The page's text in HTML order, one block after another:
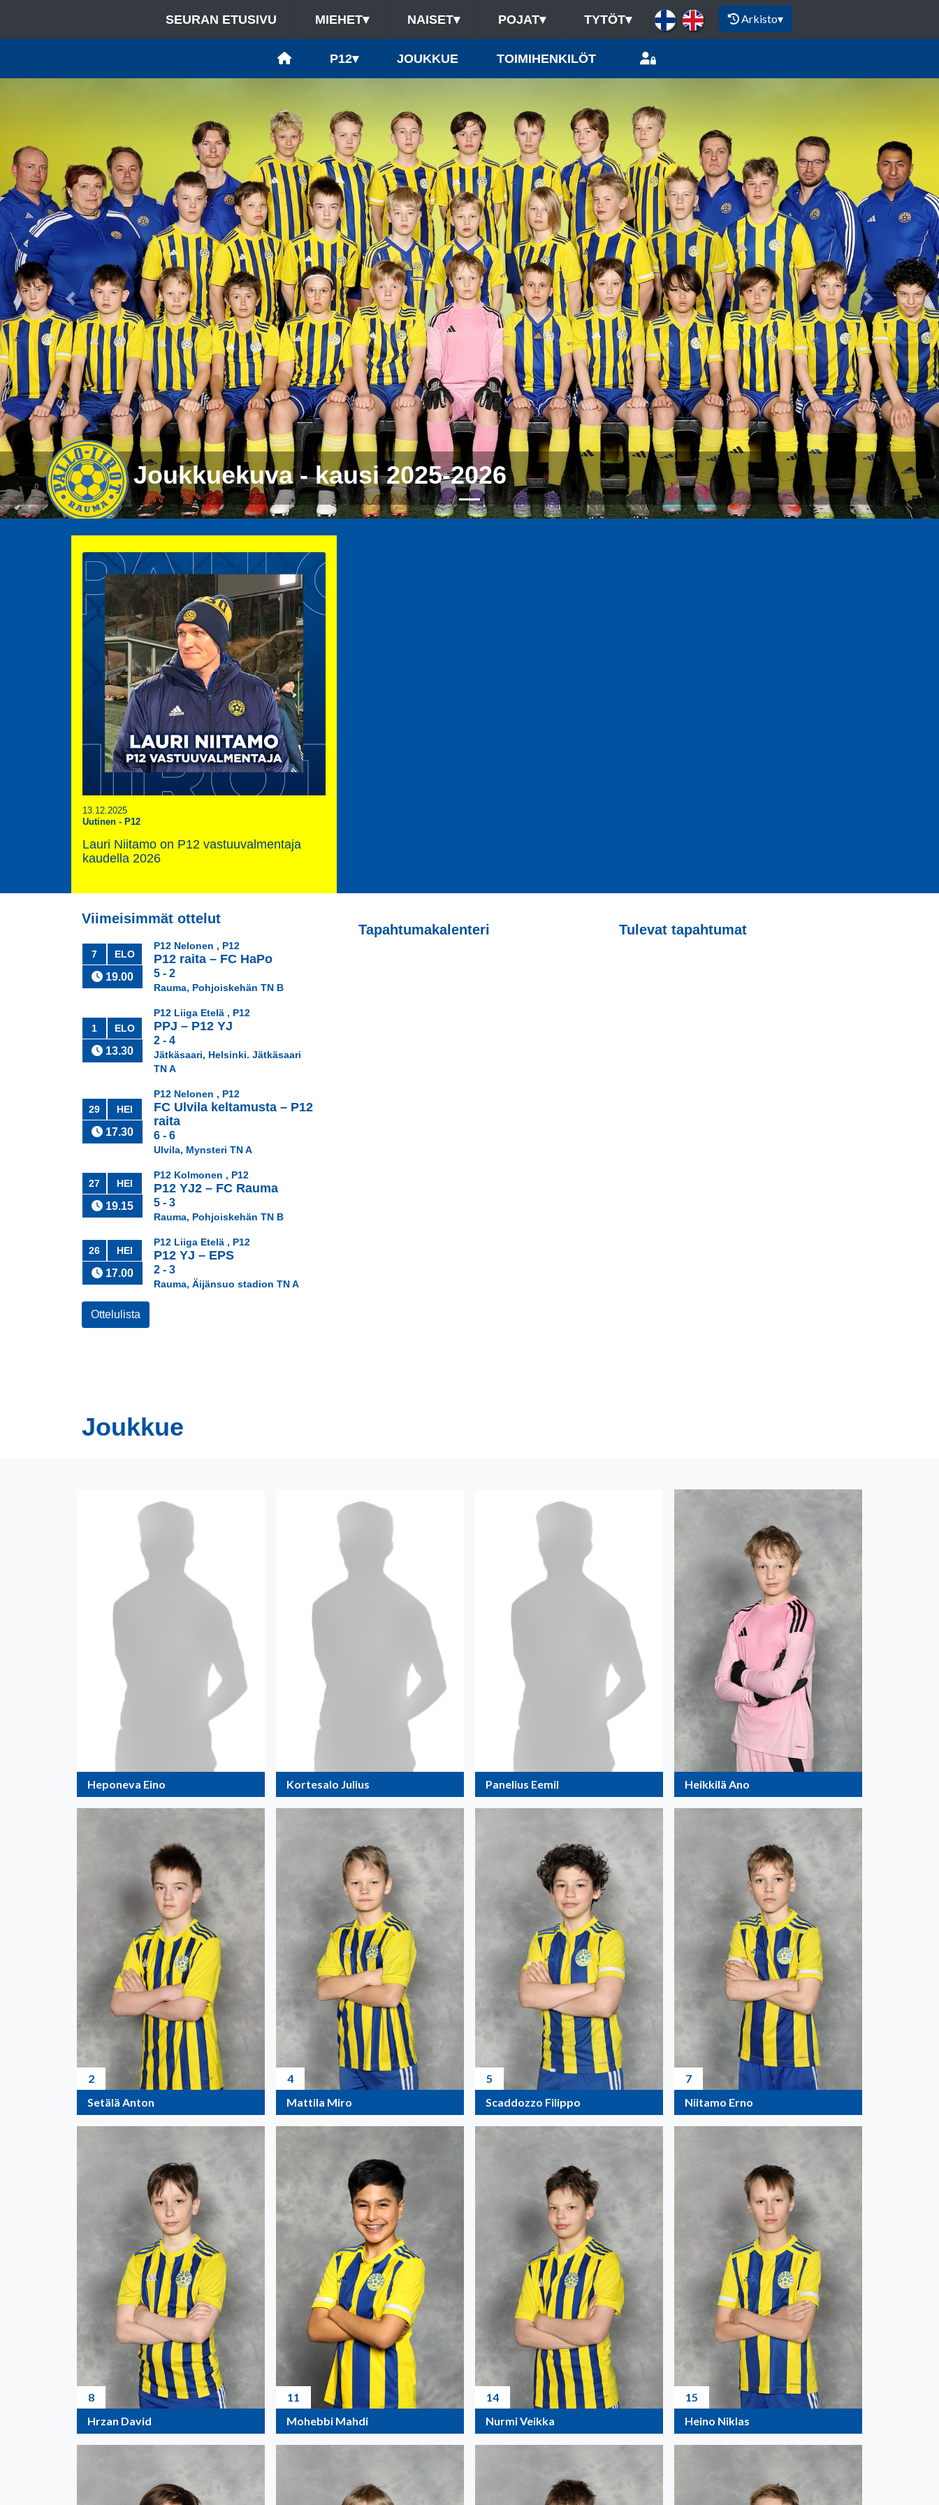
SEURAN ETUSIVU MIEHET▾ NAISET▾ POJAT▾ TYTÖT▾ Arkisto▾
P12▾ JOUKKUE TOIMIHENKILÖT
Joukkuekuva - kausi 2025-2026
Previous Next
13.12.2025
Uutinen - P12
Lauri Niitamo on P12 vastuuvalmentaja
kaudella 2026
Viimeisimmät ottelut
7 ELO
19.00
P12 Nelonen , P12
P12 raita– FC HaPo
5 - 2
Rauma, Pohjoiskehän TN B
1 ELO
13.30
P12 Liiga Etelä , P12
PPJ – P12 YJ
2 - 4
Jätkäsaari, Helsinki. Jätkäsaari
TN A
29 HEI
17.30
P12 Nelonen , P12
FC Ulvila keltamusta– P12
raita
6 - 6
Ulvila, Mynsteri TN A
27 HEI
19.15
P12 Kolmonen , P12
P12 YJ2– FC Rauma
5 - 3
Rauma, Pohjoiskehän TN B
26 HEI
17.00
P12 Liiga Etelä , P12
P12 YJ – EPS
2 - 3
Rauma, Äijänsuo stadion TN A
Ottelulista
Tapahtumakalenteri Tulevat tapahtumat
Joukkue
Heponeva Eino Kortesalo Julius Panelius Eemil Heikkilä Ano
2
Setälä Anton
4
Mattila Miro
5
Scaddozzo Filippo
7
Niitamo Erno
8
Hrzan David
11
Mohebbi Mahdi
14
Nurmi Veikka
15
Heino Niklas